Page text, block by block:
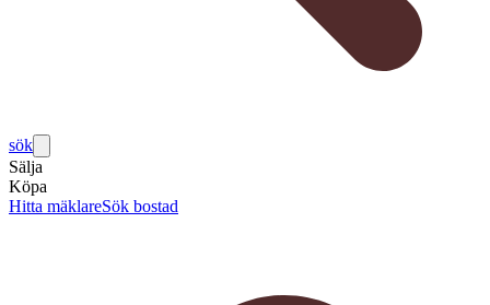
sök
Sälja
Köpa
Hitta mäklareSök bostad